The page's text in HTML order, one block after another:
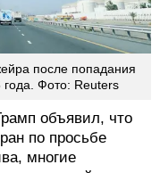
после попадания
Фото: Reuters
объявил, что
по просьбе
многие